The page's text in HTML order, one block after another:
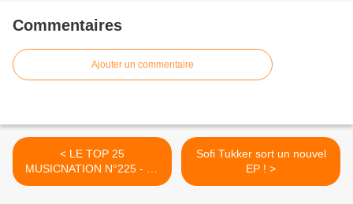
Commentaires
Ajouter un commentaire
< LE TOP 25
MUSICNATION N°225 - 29
SEPTEMBRE 2019
Sofi Tukker sort un nouvel
EP ! >